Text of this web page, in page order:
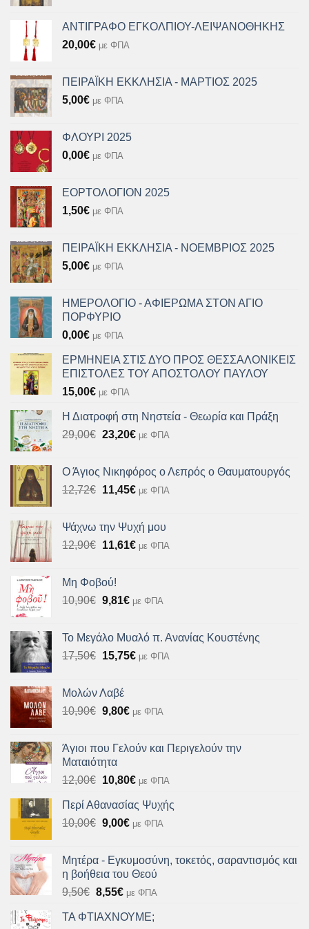
ΑΝΤΙΓΡΑΦΟ ΕΓΚΟΛΠΙΟΥ-ΛΕΙΨΑΝΟΘΗΚΗΣ
20,00€ με ΦΠΑ
ΠΕΙΡΑΪΚΗ ΕΚΚΛΗΣΙΑ - ΜΑΡΤΙΟΣ 2025
5,00€ με ΦΠΑ
ΦΛΟΥΡΙ 2025
0,00€ με ΦΠΑ
ΕΟΡΤΟΛΟΓΙΟΝ 2025
1,50€ με ΦΠΑ
ΠΕΙΡΑΪΚΗ ΕΚΚΛΗΣΙΑ - ΝΟΕΜΒΡΙΟΣ 2025
5,00€ με ΦΠΑ
ΗΜΕΡΟΛΟΓΙΟ - ΑΦΙΕΡΩΜΑ ΣΤΟΝ ΑΓΙΟ
ΠΟΡΦΥΡΙΟ
0,00€ με ΦΠΑ
ΕΡΜΗΝΕΙΑ ΣΤΙΣ ΔΥΟ ΠΡΟΣ ΘΕΣΣΑΛΟΝΙΚΕΙΣ
ΕΠΙΣΤΟΛΕΣ ΤΟΥ ΑΠΟΣΤΟΛΟΥ ΠΑΥΛΟΥ
15,00€ με ΦΠΑ
Η Διατροφή στη Νηστεία - Θεωρία και Πράξη
29,00€ Original
29,00€.
23,20€Η
είναι:
23,20€.
με ΦΠΑ
Ο Άγιος Νικηφόρος ο Λεπρός ο Θαυματουργός
12,72€ Original
12,72€.
11,45€Η
είναι:
11,45€.
με ΦΠΑ
Ψάχνω την Ψυχή μου
12,90€ Original
12,90€.
11,61€Η
11,61€.
με ΦΠΑ
Μη Φοβού!
10,90€ Original
10,90€.
9,81€Η
είναι:
9,81€.
με ΦΠΑ
Το Μεγάλο Μυαλό π. Ανανίας Κουστένης
17,50€ Original
17,50€.
15,75€Η
15,75€.
με ΦΠΑ
Μολών Λαβέ
10,90€ Original
10,90€.
9,80€Η
είναι:
με ΦΠΑ
Άγιοι που Γελούν και Περιγελούν την
Ματαιότητα
12,00€ Original
was:
12,00€.
10,80€Η
τιμή
είναι:
με ΦΠΑ
Περί Αθανασίας Ψυχής
10,00€ Original
10,00€.
9,00€Η
είναι:
9,00€.
με ΦΠΑ
Μητέρα - Εγκυμοσύνη, τοκετός, σαραντισμός και
η βοήθεια του Θεού
9,50€ Original
was:
8,55€Η
τιμή
με ΦΠΑ
ΤΑ ΦΤΙΑΧΝΟΥΜΕ;